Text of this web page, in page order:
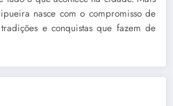
nasce com o compromisso de
e conquistas que fazem de